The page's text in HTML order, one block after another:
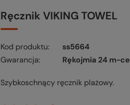
Ręcznik VIKING TOWEL
Kod produktu
ss5664
Gwarancja
Rękojmia 24 m-ce
Szybkoschnący ręcznik plażowy.